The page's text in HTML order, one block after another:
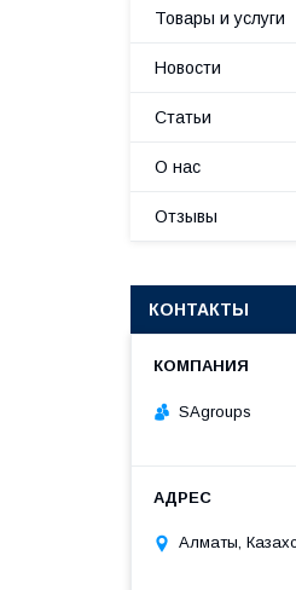
Товары и услуги
Новости
Статьи
О нас
Отзывы
КОНТАКТЫ
SAgroups
Алматы,